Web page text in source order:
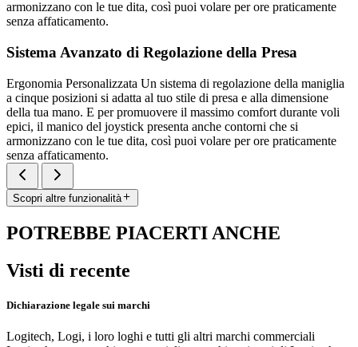
armonizzano con le tue dita, così puoi volare per ore praticamente
senza affaticamento.
Sistema Avanzato di Regolazione della Presa
Ergonomia Personalizzata Un sistema di regolazione della maniglia
a cinque posizioni si adatta al tuo stile di presa e alla dimensione
della tua mano. E per promuovere il massimo comfort durante voli
epici, il manico del joystick presenta anche contorni che si
armonizzano con le tue dita, così puoi volare per ore praticamente
senza affaticamento.
Scopri altre funzionalità
POTREBBE PIACERTI ANCHE
Visti di recente
Dichiarazione legale sui marchi
Logitech, Logi, i loro loghi e tutti gli altri marchi commerciali